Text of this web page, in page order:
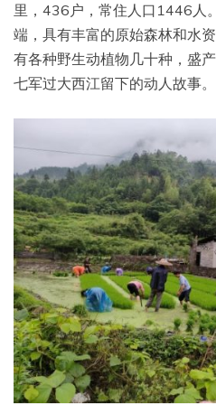
里，436户，常住人口1446人
端，具有丰富的原始森林和水
有各种野生动植物几十种，盛
七军过大西江留下的动人故事。